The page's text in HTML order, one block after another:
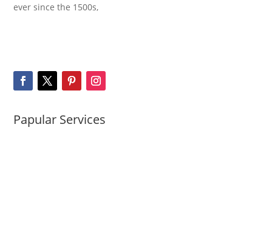
ever since the 1500s,
Papular Services